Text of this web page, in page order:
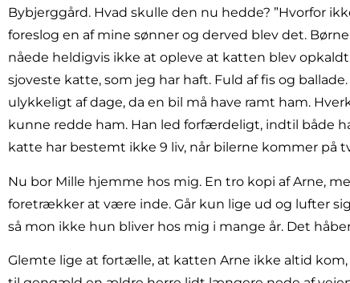
Bybjerggård. Hvad skulle den nu hedde? ”Hvorfor
foreslog en af mine sønner og derved blev det.
nåede heldigvis ikke at opleve at katten blev
sjoveste katte, som jeg har haft. Fuld af fis og
ulykkeligt af dage, da en bil må have ramt ham.
kunne redde ham. Han led forfærdeligt, indtil både
katte har bestemt ikke 9 liv, når bilerne kommer på
Nu bor Mille hjemme hos mig. En tro kopi af Arne,
foretrækker at være inde. Går kun lige ud og lufter
så mon ikke hun bliver hos mig i mange år. Det
Glemte lige at fortælle, at katten Arne ikke altid